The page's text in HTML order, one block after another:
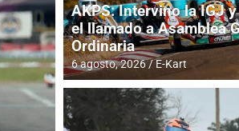
AKPS: Intervino la IGJ
el llamado a Asamblea
Ordinaria
6 agosto, 2026 E-Kart